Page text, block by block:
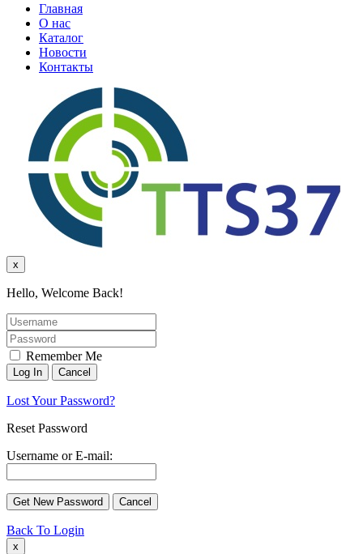
Главная
О нас
Каталог
Новости
Контакты
x
Hello, Welcome Back!
Remember Me
Lost Your Password?
Reset Password
Username or E-mail:
Back To Login
x